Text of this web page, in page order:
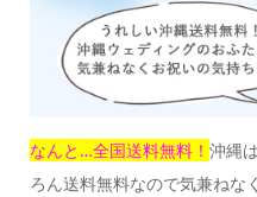
なんと…全国送料無料！ 沖縄
ろん送料無料なので気兼ねな